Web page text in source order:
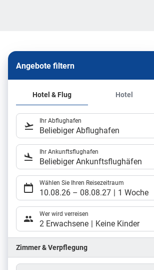
Angebote filtern
Hotel & Flug Hotel
Ihr Abflughafen
Beliebiger Abflughafen
Ihr Ankunftsflughafen
Beliebiger Ankunftsflughäfen
Wählen Sie Ihren Reisezeitraum
10.08.26 – 08.08.27 1 Woche
Wer wird verreisen
2 Erwachsene Keine Kinder
Zimmer & Verpflegung